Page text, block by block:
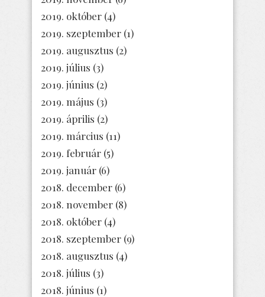
2019. október (4)
2019. szeptember (1)
2019. augusztus (2)
2019. július (3)
2019. június (2)
2019. május (3)
2019. április (2)
2019. március (11)
2019. február (5)
2019. január (6)
2018. december (6)
2018. november (8)
2018. október (4)
2018. szeptember (9)
2018. augusztus (4)
2018. július (3)
2018. június (1)